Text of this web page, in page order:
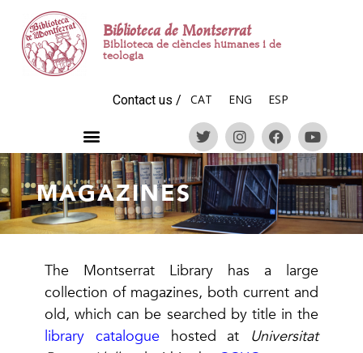
Biblioteca de Montserrat
Biblioteca de ciències humanes i de
teologia
Contact us / CAT ENG ESP
MAGAZINES
The Montserrat Library has a large
collection of magazines, both current and
old, which can be searched by title in the
library cataloguehosted at Universitat